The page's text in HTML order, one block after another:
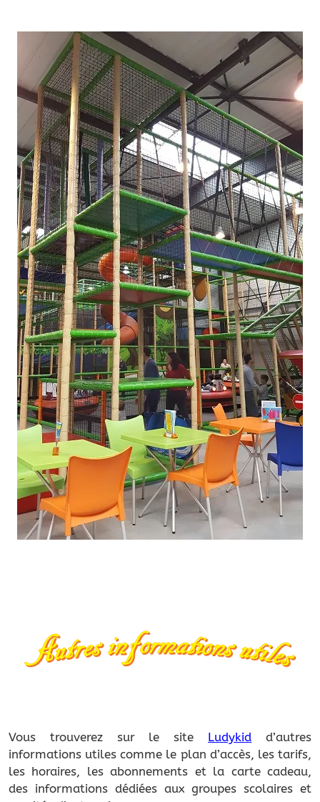
Vous trouverez sur le site Ludykid d’autres
informations utiles comme le plan d’accès, les tarifs,
les horaires, les abonnements et la carte cadeau,
des informations dédiées aux groupes scolaires et